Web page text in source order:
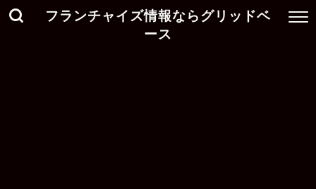
フランチャイズ情報ならグリッドベ
ース